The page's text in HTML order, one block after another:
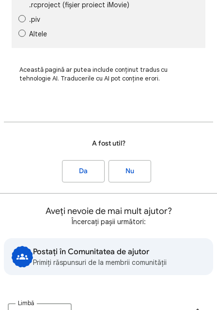
.rcproject (fișier proiect iMovie)
.piv
Altele
Această pagină ar putea include conținut tradus cu
tehnologie AI. Traducerile cu AI pot conține erori.
A fost util?
Da Nu
Aveți nevoie de mai mult ajutor?
Încercați pașii următori:
Postați în Comunitatea de ajutor
Primiți răspunsuri de la membrii comunității
Limbă